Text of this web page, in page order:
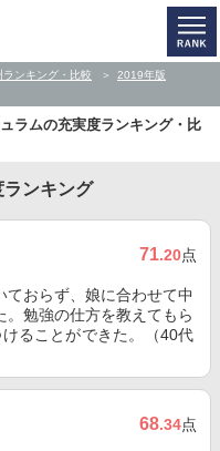
ンキング・比較
2019年版
ラムの充実度ランキング・比
ランキング
71.20点
おらず、娘に合わせて中
勉強の仕方を教えてもら
ることができた。（40代
68.34点